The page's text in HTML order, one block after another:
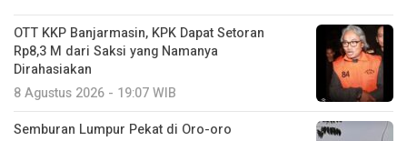
OTT KKP Banjarmasin, KPK Dapat Setoran
Rp8,3 M dari Saksi yang Namanya
Dirahasiakan
8 Agustus 2026 - 19:07 WIB
Semburan Lumpur Pekat di Oro-oro